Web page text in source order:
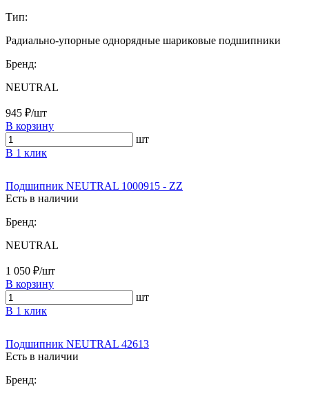
Тип:
Радиально-упорные однорядные шариковые подшипники
Бренд:
NEUTRAL
945 ₽/шт
В корзину
шт
В 1 клик
Подшипник NEUTRAL 1000915 - ZZ
Есть в наличии
Бренд:
NEUTRAL
1 050 ₽/шт
В корзину
шт
В 1 клик
Подшипник NEUTRAL 42613
Есть в наличии
Бренд: